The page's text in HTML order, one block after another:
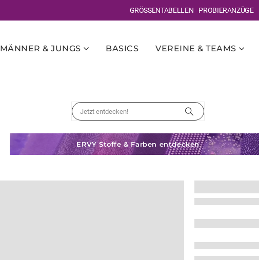
GRÖSSENTABELLEN PROBIERANZÜGE
MÄNNER & JUNGS BASICS VEREINE & TEAMS
ERVY Stoffe & Farben entdecken